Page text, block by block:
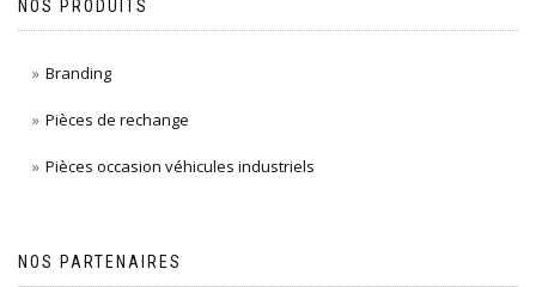
NOS PRODUITS
Branding
Pièces de rechange
Pièces occasion véhicules industriels
NOS PARTENAIRES